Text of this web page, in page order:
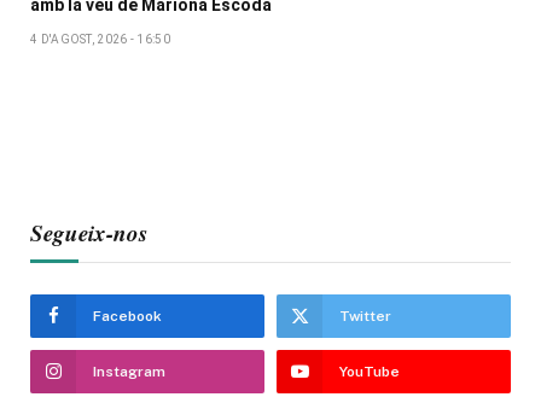
amb la veu de Mariona Escoda
4 D'AGOST, 2026 - 16:50
Segueix-nos
Facebook Twitter
Instagram YouTube